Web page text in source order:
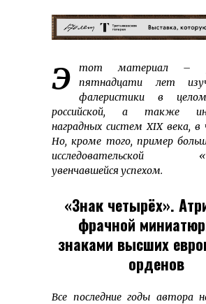
Этот материал – результат
пятнадцати лет
фалеристики в
российской, а также
наградных систем XIXвека, в
Но, кроме того, пример
исследовательской
увенчавшейся успехом.
«Знак четырёх».
фрачной
знаками высших
орденов
Все последние годы автора